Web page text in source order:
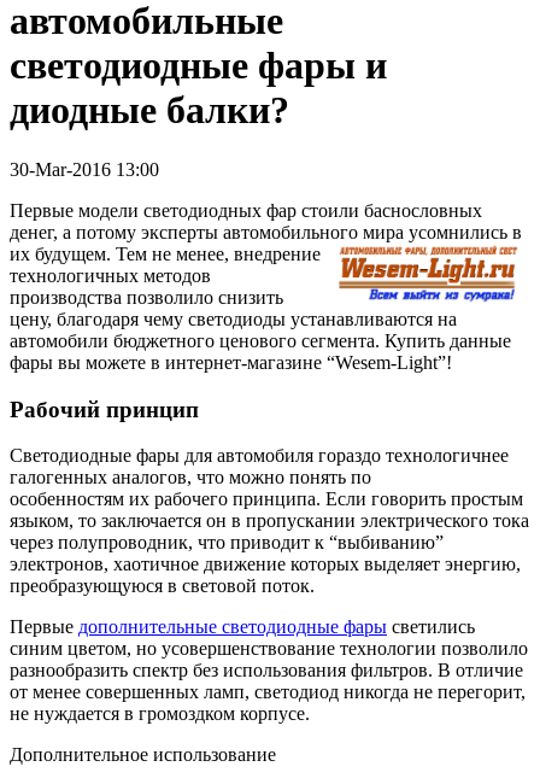
автомобильные
светодиодные фары и
диодные балки?
30-Mar-2016 13:00
Первые модели светодиодных фар стоили баснословных
денег, а потому эксперты автомобильного мира усомнились в
их будущем. Тем не менее, внедрение
технологичных методов
производства позволило снизить
цену, благодаря чему светодиоды устанавливаются на
автомобили бюджетного ценового сегмента. Купить данные
фары вы можете в интернет-магазине “Wesem-Light”!
Рабочий принцип
Светодиодные фары для автомобиля гораздо технологичнее
галогенных аналогов, что можно понять по
особенностям их рабочего принципа. Если говорить простым
языком, то заключается он в пропускании электрического тока
через полупроводник, что приводит к “выбиванию”
электронов, хаотичное движение которых выделяет энергию,
преобразующуюся в световой поток.
Первые дополнительные светодиодные фары светились
синим цветом, но усовершенствование технологии позволило
разнообразить спектр без использования фильтров. В отличие
от менее совершенных ламп, светодиод никогда не перегорит,
не нуждается в громоздком корпусе.
Дополнительное использование